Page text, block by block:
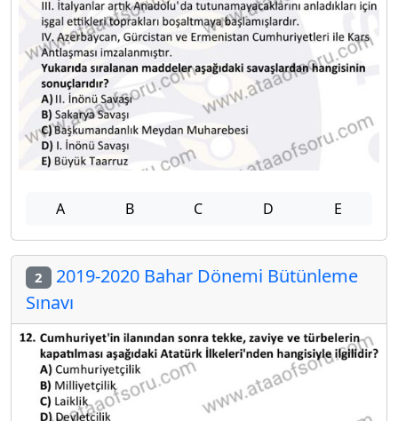
A B C D E
2 2019-2020 Bahar Dönemi Bütünleme
Sınavı